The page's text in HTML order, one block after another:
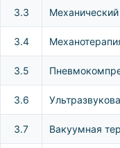
3.3
3.4
3.5
3.6
3.7 Вакуумная